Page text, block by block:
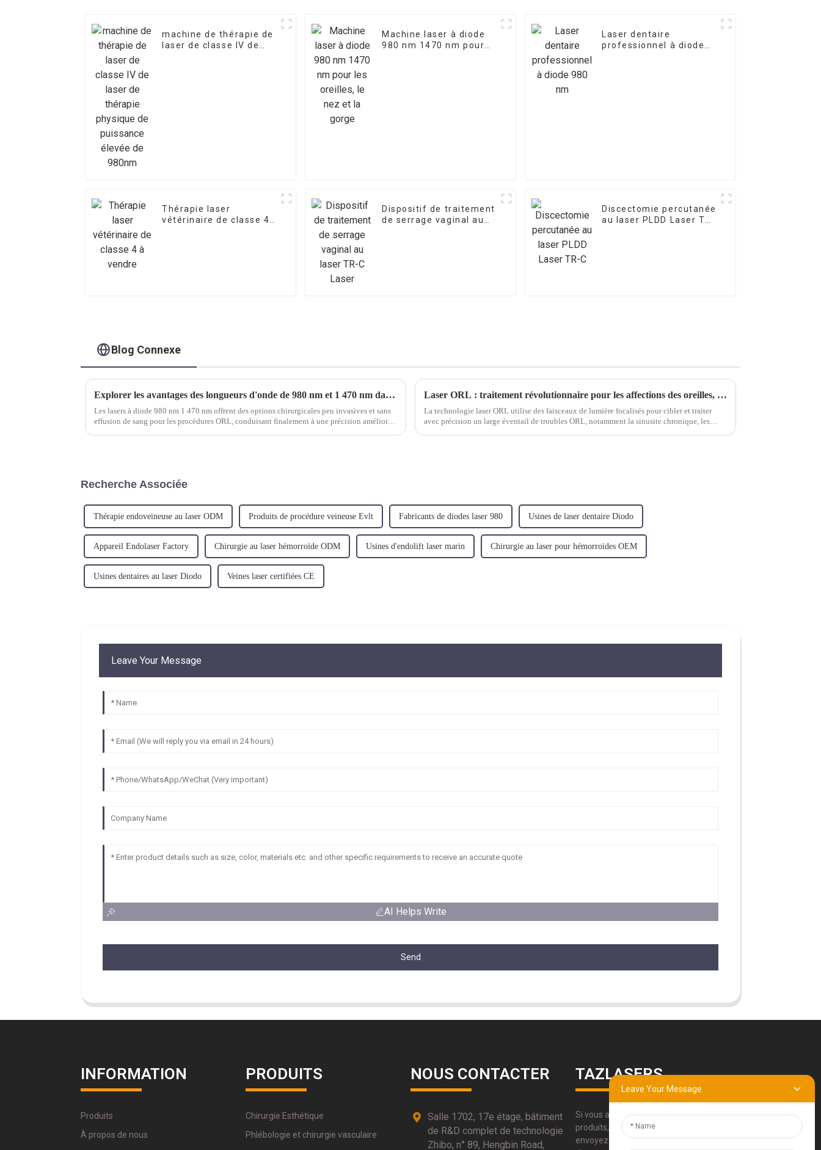
machine de thérapie de
laser de classe IV de
Machine laser à diode
980 nm 1470 nm pour
Laser dentaire
professionnel à diode
Thérapie laser
vétérinaire de classe 4
Dispositif de traitement
de serrage vaginal au
Discectomie percutanée
au laser PLDD Laser TR-
Blog Connexe
Explorer les avantages des longueurs d'onde de 980 nm et 1 470 nm dans la technologie laser ORL
Les lasers à diode 980 nm 1 470 nm offrent des options chirurgicales peu invasives et sans
effusion de sang pour les procédures ORL, conduisant finalement à une précision améliorée
Laser ORL : traitement révolutionnaire pour les affections des oreilles, du nez et de la gorge
La technologie laser ORL utilise des faisceaux de lumière focalisés pour cibler et traiter
avec précision un large éventail de troubles ORL, notamment la sinusite chronique, les
Recherche Associée
Thérapie endoveineuse au laser ODM Produits de procédure veineuse Evlt Fabricants de diodes laser 980 Usines de laser dentaire Diodo
Appareil Endolaser Factory Chirurgie au laser hémorroïde ODM Usines d'endolift laser marin Chirurgie au laser pour hémorroïdes OEM
Usines dentaires au laser Diodo Veines laser certifiées CE
Leave Your Message
AI Helps Write
Send
INFORMATION
Produits
À propos de nous
PRODUITS
Chirurgie Esthétique
Phlébologie et chirurgie vasculaire
NOUS CONTACTER
Salle 1702, 17e étage, bâtiment
de R&D complet de technologie
Zhibo, n° 89, Hengbin Road,
TAZLASERS
Si vous avez des questions sur nos
produits, veuillez utiliser nos coordonnées,
envoyez-nous un e-mail ou appelez-nous
Leave Your Message